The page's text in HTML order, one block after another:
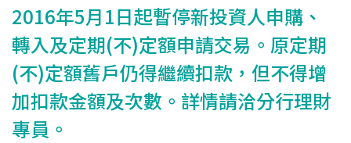
2016年5月1日起暫停新投資人申購、
轉入及定期(不)定額申請交易。原定期
(不)定額舊戶仍得繼續扣款，但不得增
加扣款金額及次數。詳情請洽分行理財
專員。